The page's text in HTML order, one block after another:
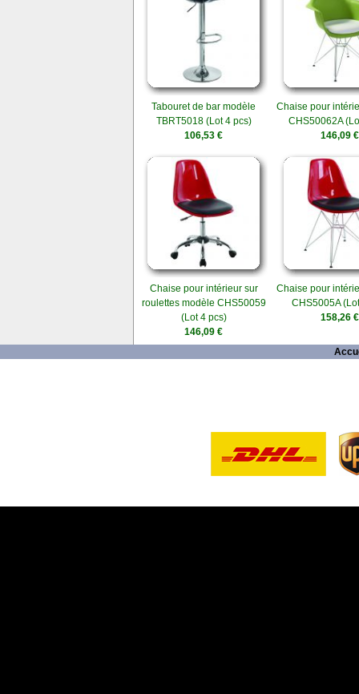
Tabouret de bar modèle
TBRT5018 (Lot 4 pcs)
106,53 €
Chaise pour
CHS50062A
146,09 €
Chaise pour intérieur sur
roulettes modèle CHS50059
(Lot 4 pcs)
146,09 €
Chaise pour
CHS5005A
158,26 €